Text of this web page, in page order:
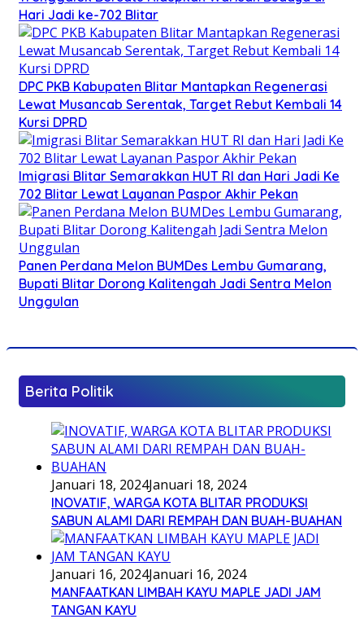
Hari Jadi ke-702 Blitar
DPC PKB Kabupaten Blitar Mantapkan Regenerasi
Lewat Musancab Serentak, Target Rebut Kembali 14
Kursi DPRD
Imigrasi Blitar Semarakkan HUT RI dan Hari Jadi Ke
702 Blitar Lewat Layanan Paspor Akhir Pekan
Panen Perdana Melon BUMDes Lembu Gumarang,
Bupati Blitar Dorong Kalitengah Jadi Sentra Melon
Unggulan
Berita Politik
Januari 18, 2024Januari 18, 2024
INOVATIF, WARGA KOTA BLITAR PRODUKSI
SABUN ALAMI DARI REMPAH DAN BUAH-BUAHAN
Januari 16, 2024Januari 16, 2024
MANFAATKAN LIMBAH KAYU MAPLE JADI JAM
TANGAN KAYU